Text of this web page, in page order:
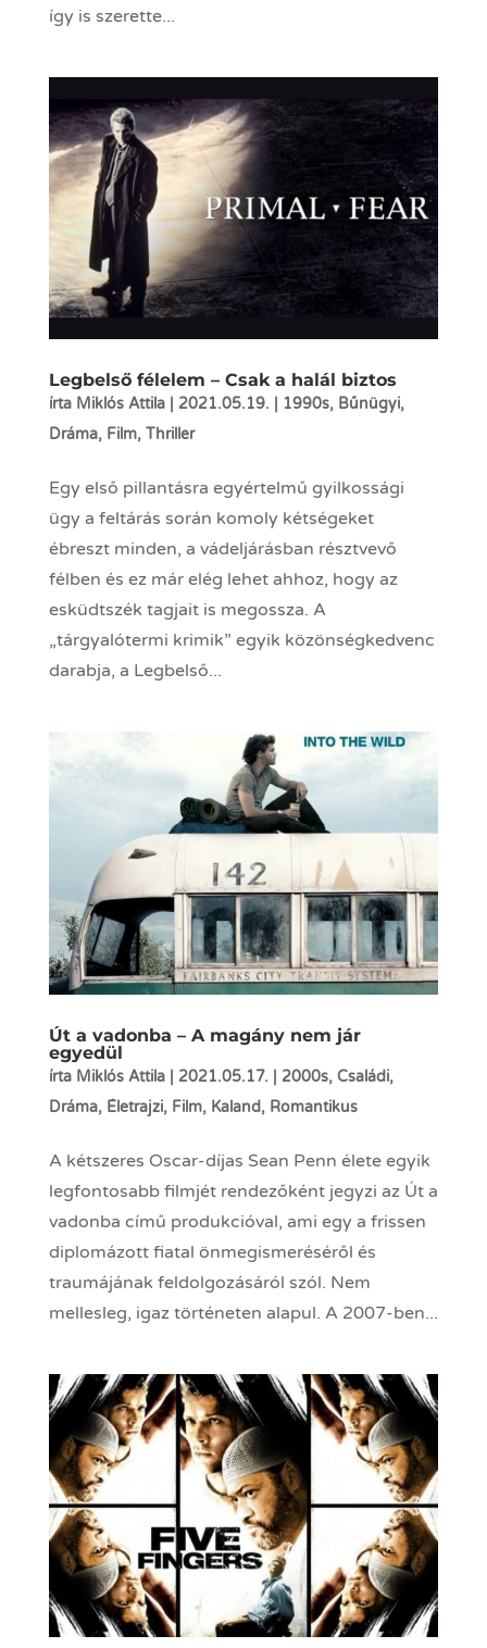
így is szerette...
Legbelső félelem – Csak a halál biztos
írta Miklós Attila| 2021.05.19. 1990s, Bűnügyi,
Dráma, Film, Thriller
Egy első pillantásra egyértelmű gyilkossági
ügy a feltárás során komoly kétségeket
ébreszt minden, a vádeljárásban résztvevő
félben és ez már elég lehet ahhoz, hogy az
esküdtszék tagjait is megossza. A
„tárgyalótermi krimik” egyik közönségkedvenc
darabja, a Legbelső...
Út a vadonba – A magány nem jár
egyedül
írta Miklós Attila| 2021.05.17. 2000s, Családi,
Dráma, Életrajzi, Film, Kaland, Romantikus
A kétszeres Oscar-díjas Sean Penn élete egyik
legfontosabb filmjét rendezőként jegyzi az Út a
vadonba című produkcióval, ami egy a frissen
diplomázott fiatal önmegismeréséről és
traumájának feldolgozásáról szól. Nem
mellesleg, igaz történeten alapul. A 2007-ben...